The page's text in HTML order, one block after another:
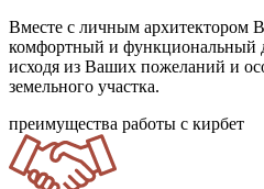
Вместе с личным архитектором
комфортный и функциональный
исходя из Ваших пожеланий и
земельного участка.
преимущества работы с кирбет